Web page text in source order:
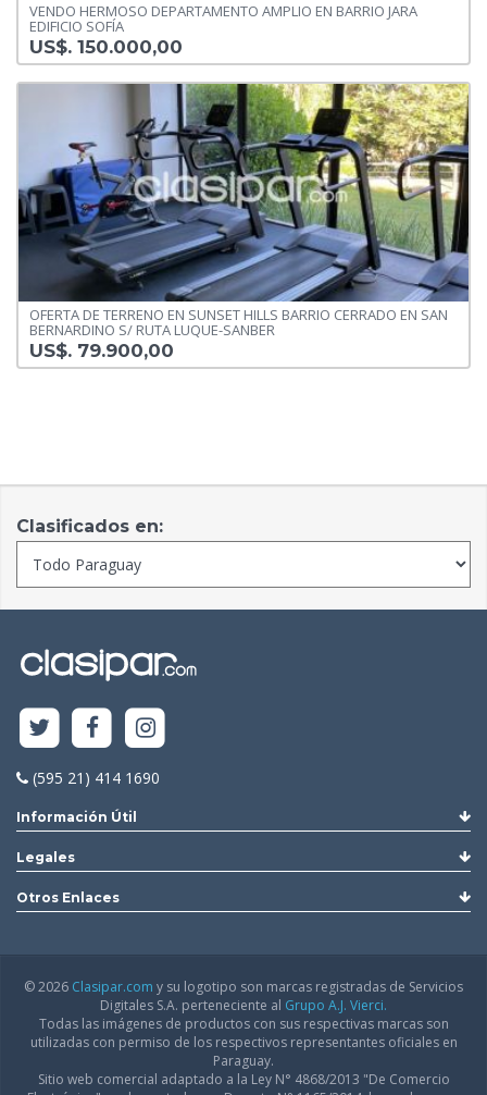
VENDO HERMOSO DEPARTAMENTO AMPLIO EN BARRIO JARA
EDIFICIO SOFÍA
US$. 150.000,00
OFERTA DE TERRENO EN SUNSET HILLS BARRIO CERRADO EN SAN
BERNARDINO S/ RUTA LUQUE-SANBER
US$. 79.900,00
Clasificados en:
(595 21) 414 1690
Información Útil
Legales
Otros Enlaces
© 2026 Clasipar.com y su logotipo son marcas registradas de Servicios
Digitales S.A. perteneciente al Grupo A.J. Vierci.
Todas las imágenes de productos con sus respectivas marcas son
utilizadas con permiso de los respectivos representantes oficiales en
Paraguay.
Sitio web comercial adaptado a la Ley N° 4868/2013 "De Comercio